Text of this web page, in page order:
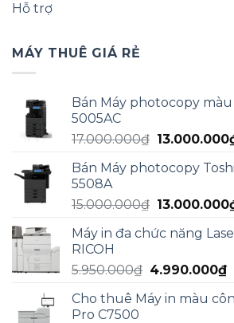
Hỗ trợ
MÁY THUÊ GIÁ RẺ
Bán Máy photocopy
5005AC
17.000.000₫ Giá
là:
13.000.000
Bán Máy photocopy
5508A
15.000.000₫ Giá
là:
13.000.000
Máy in đa chức năng
RICOH
5.950.000₫ Giá
là:
4.990.000₫
Cho thuê Máy in màu
Pro C7500